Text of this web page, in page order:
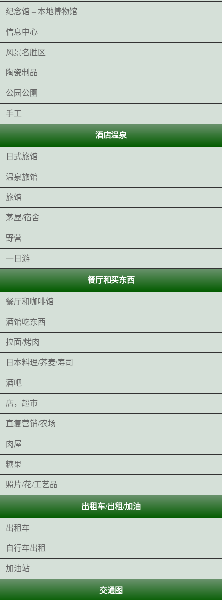
纪念馆 – 本地博物馆
信息中心
风景名胜区
陶瓷制品
公园公園
手工
酒店温泉
日式旅馆
温泉旅馆
旅馆
茅屋/宿舍
野营
一日游
餐厅和买东西
餐厅和咖啡馆
酒馆吃东西
拉面/烤肉
日本料理/荞麦/寿司
酒吧
店，超市
直复营销/农场
肉屋
糖果
照片/花/工艺品
出租车/出租/加油
出租车
自行车出租
加油站
交通图